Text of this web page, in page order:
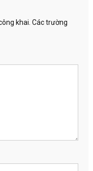
khai. Các trường